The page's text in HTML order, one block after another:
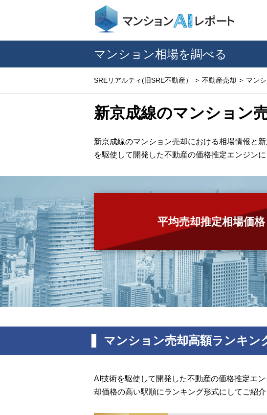
マンション相場を調べる
SREリアルティ(旧SRE不動産） 不動産売却 マン
新京成線のマンション
新京成線のマンション売却における相場情報と
を駆使して開発した不動産の価格推定エンジンに
平均売却推定相場価格
マンション売却高額ランキン
AI技術を駆使して開発した不動産の価格推定エ
却価格の高い駅順にランキング形式にしてご紹